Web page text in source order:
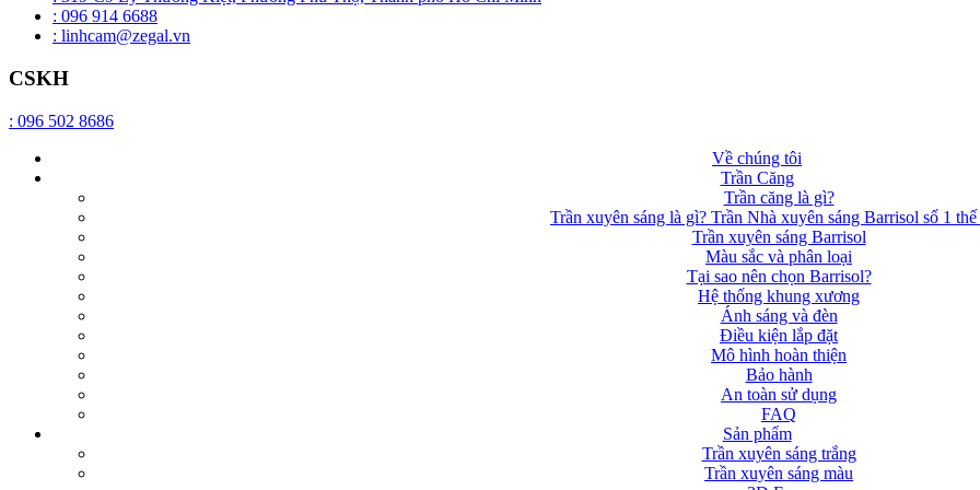
: 096 914 6688
: linhcam@zegal.vn
CSKH
: 096 502 8686
Về chúng tôi
Trần Căng
Trần căng là gì?
Trần xuyên sáng là gì? Trần Nhà xuyên sáng Barrisol số 1
Trần xuyên sáng Barrisol
Màu sắc và phân loại
Tại sao nên chọn Barrisol?
Hệ thống khung xương
Ánh sáng và đèn
Điều kiện lắp đặt
Mô hình hoàn thiện
Bảo hành
An toàn sử dụng
FAQ
Sản phẩm
Trần xuyên sáng trắng
Trần xuyên sáng màu